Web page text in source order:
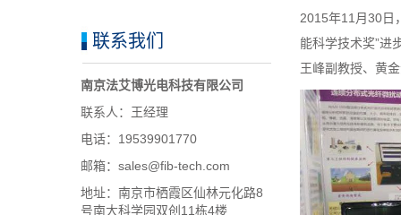
2015年11月30日
能科学技术奖”进
王峰副教授、黄
联系我们
南京法艾博光电科技有限公司
联系人：王经理
电话：19539901770
邮箱：sales@fib-tech.com
地址：南京市栖霞区仙林元化路8
号南大科学园双创11栋4楼